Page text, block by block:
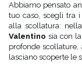
Abbiamo pensato
tuo caso, scegli tra
alla scollatura:
Valentino sia con
profonde
lasciano scoperte le